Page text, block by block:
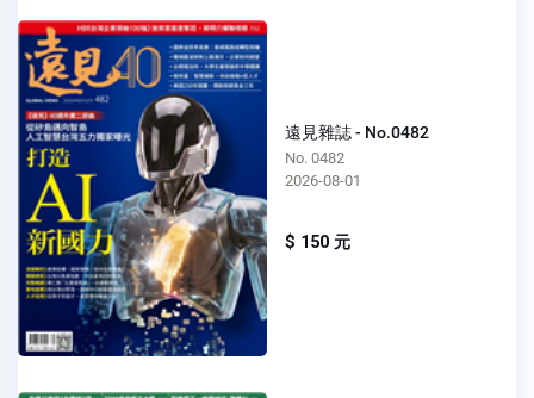
遠見雜誌 - No.0482
No. 0482
2026-08-01
$ 150 元